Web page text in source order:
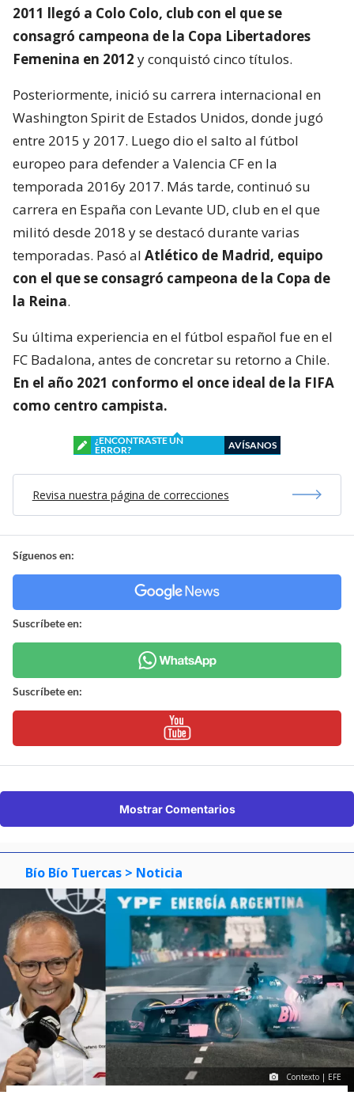
2011 llegó a Colo Colo, club con el que se
consagró campeona de la Copa Libertadores
Femenina en 2012 y conquistó cinco títulos.
Posteriormente, inició su carrera internacional en
Washington Spirit de Estados Unidos, donde jugó
entre 2015 y 2017. Luego dio el salto al fútbol
europeo para defender a Valencia CF en la
temporada 2016y 2017. Más tarde, continuó su
carrera en España con Levante UD, club en el que
militó desde 2018 y se destacó durante varias
temporadas. Pasó al Atlético de Madrid, equipo
con el que se consagró campeona de la Copa de
la Reina.
Su última experiencia en el fútbol español fue en el
FC Badalona, antes de concretar su retorno a Chile.
En el año 2021 conformo el once ideal de la FIFA
como centro campista.
¿ENCONTRASTE UN
ERROR?
AVÍSANOS
Revisa nuestra página de correcciones
Síguenos en:
Suscríbete en:
Suscríbete en:
Mostrar Comentarios
Bío Bío Tuercas > Noticia
Contexto | EFE